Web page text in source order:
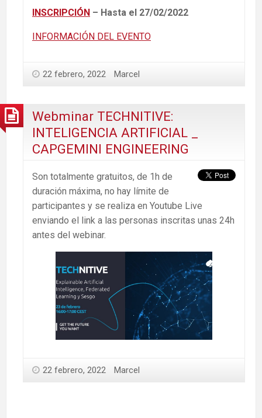
INSCRIPCIÓN – Hasta el 27/02/2022
INFORMACIÓN DEL EVENTO
22 febrero, 2022 Marcel
Webminar TECHNITIVE:
INTELIGENCIA ARTIFICIAL _
CAPGEMINI ENGINEERING
Son totalmente gratuitos, de 1h de
duración máxima, no hay límite de
participantes y se realiza en Youtube Live
enviando el link a las personas inscritas unas 24h
antes del webinar.
22 febrero, 2022 Marcel